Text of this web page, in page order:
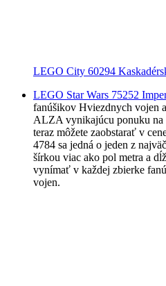
LEGO City 60294
LEGO Star Wars 75252
fanúšikov Hviezdnych vojen
ALZA vynikajúcu ponuku na
teraz môžete zaobstarať v
4784 sa jedná o jeden z
šírkou viac ako pol metra a
vynímať v každej zbierke
vojen.